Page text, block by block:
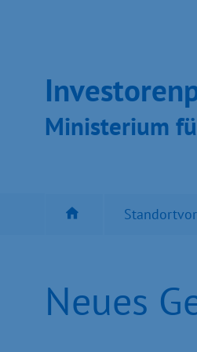
Ministeri­um
Neues